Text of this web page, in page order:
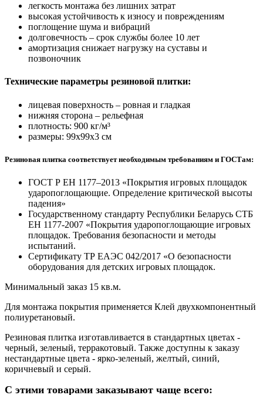
легкость монтажа без лишних затрат
высокая устойчивость к износу и повреждениям
поглощение шума и вибраций
долговечность – срок службы более 10 лет
амортизация снижает нагрузку на суставы и
позвоночник
Технические параметры резиновой плитки:
лицевая поверхность – ровная и гладкая
нижняя сторона – рельефная
плотность: 900 кг/м³
размеры: 99х99х3 см
Резиновая плитка соответствует необходимым требованиям и ГОСТам:
ГОСТ Р ЕН 1177–2013 «Покрытия игровых площадок
ударопоглощающие. Определение критической высоты
падения»
Государственному стандарту Республики Беларусь СТБ
ЕН 1177-2007 «Покрытия ударопоглощающие игровых
площадок. Требования безопасности и методы
испытаний.
Сертификату ТР ЕАЭС 042/2017 «О безопасности
оборудования для детских игровых площадок.
Минимальный заказ 15 кв.м.
Для монтажа покрытия применяется Клей двухкомпонентный
полиуретановый.
Резиновая плитка изготавливается в стандартных цветах -
черный, зеленый, терракотовый. Также доступны к заказу
нестандартные цвета - ярко-зеленый, желтый, синий,
коричневый и серый.
С этими товарами заказывают чаще всего: